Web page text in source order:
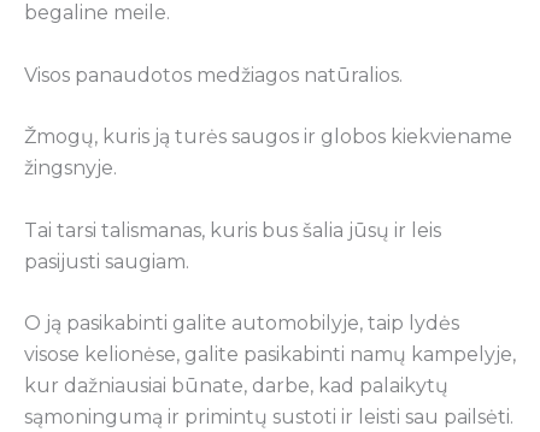
begaline meile.
Visos panaudotos medžiagos natūralios.
Žmogų, kuris ją turės saugos ir globos kiekviename
žingsnyje.
Tai tarsi talismanas, kuris bus šalia jūsų ir leis
pasijusti saugiam.
O ją pasikabinti galite automobilyje, taip lydės
visose kelionėse, galite pasikabinti namų kampelyje,
kur dažniausiai būnate, darbe, kad palaikytų
sąmoningumą ir primintų sustoti ir leisti sau pailsėti.